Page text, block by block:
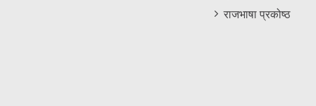
राजभाषा प्रकोष्ठ